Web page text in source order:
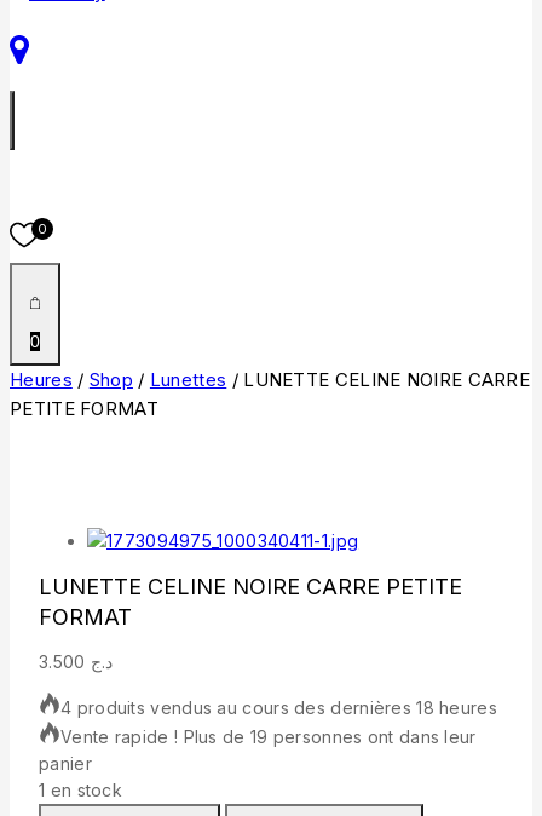
0
0
Heures / Shop / Lunettes / LUNETTE CELINE NOIRE CARRE
PETITE FORMAT
LUNETTE CELINE NOIRE CARRE PETITE
FORMAT
د.ج
4 produits vendus au cours des dernières 18 heures
Vente rapide ! Plus de 19 personnes ont dans leur
panier
1 en stock